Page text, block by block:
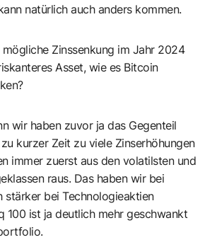
natürlich auch anders kommen.
Zinssenkung im Jahr 2024
Asset, wie es Bitcoin
wir haben zuvor ja das Gegenteil
kurzer Zeit zu viele Zinserhöhungen
immer zuerst aus den volatilsten und
raus. Das haben wir bei
stärker bei Technologieaktien
100 ist ja deutlich mehr geschwankt